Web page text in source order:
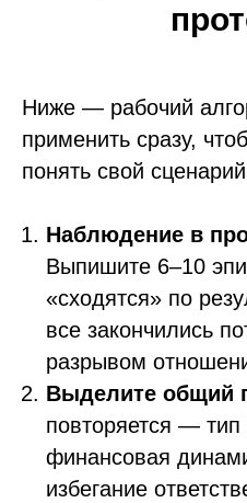
Ниже — рабочий
применить сразу,
понять свой
Наблюдение в
Выпишите 6–10
«сходятся» по
все закончились
разрывом
Выделите общий
повторяется — тип
финансовая
избегание